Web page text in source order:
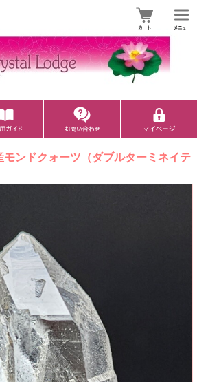
モンドクォーツ（ダブルターミネイテ